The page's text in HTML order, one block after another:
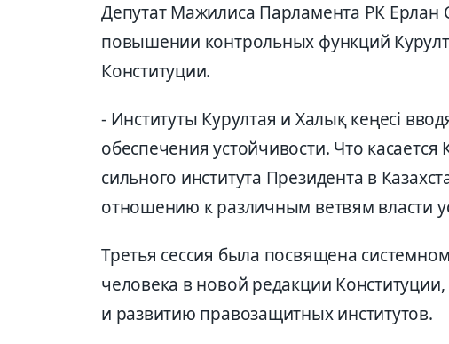
Депутат Мажилиса Парламента РК Ерлан
повышении контрольных функций
Конституции.
- Институты Курултая и Халық кеңесі
обеспечения устойчивости. Что
сильного института Президента в
отношению к различным ветвям власти
Третья сессия была посвящена
человека в новой редакции
и развитию правозащитных институтов.